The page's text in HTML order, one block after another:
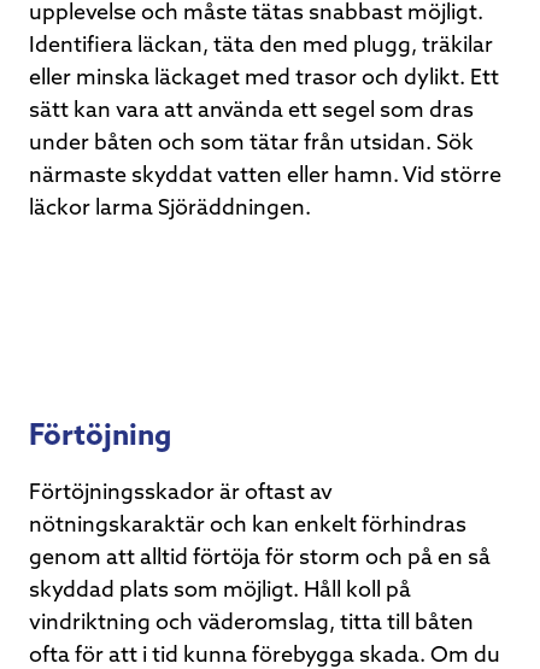
upplevelse och måste tätas snabbast möjligt.
Identifiera läckan, täta den med plugg, träkilar
eller minska läckaget med trasor och dylikt. Ett
sätt kan vara att använda ett segel som dras
under båten och som tätar från utsidan. Sök
närmaste skyddat vatten eller hamn. Vid större
läckor larma Sjöräddningen.
Förtöjning
Förtöjningsskador är oftast av
nötningskaraktär och kan enkelt förhindras
genom att alltid förtöja för storm och på en så
skyddad plats som möjligt. Håll koll på
vindriktning och väderomslag, titta till båten
ofta för att i tid kunna förebygga skada. Om du